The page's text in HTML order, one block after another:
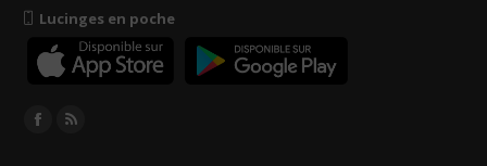
Lucinges en poche
Trouvez nous sur :
Facebook